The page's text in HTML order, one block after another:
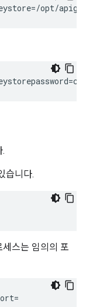
opt/
습니다.
스는 임의의 포